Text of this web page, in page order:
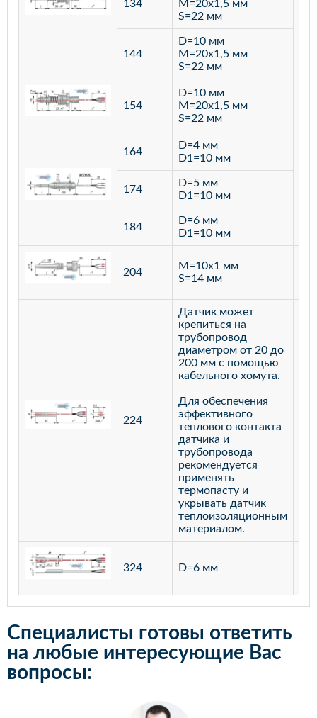
134
M=20х1,5 мм
S=22 мм
144
D=10 мм
M=20х1,5 мм
S=22 мм
154
D=10 мм
M=20х1,5 мм
S=22 мм
164
D=4 мм
D1=10 мм
174
D=5 мм
D1=10 мм
184
D=6 мм
D1=10 мм
204
M=10х1 мм
S=14 мм
224
Датчик может
крепиться на
трубопровод
диаметром от 20 до
200 мм с помощью
кабельного хомута.
Для обеспечения
эффективного
теплового контакта
датчика и
трубопровода
рекомендуется
применять
термопасту и
укрывать датчик
теплоизоляционным
материалом.
324 D=6 мм
Специалисты готовы ответить
на любые интересующие Вас
вопросы: